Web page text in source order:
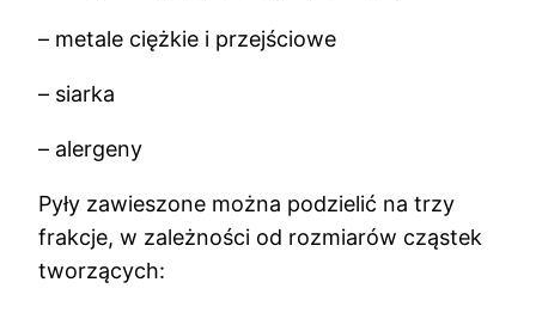
– metale ciężkie i przejściowe
– siarka
– alergeny
Pyły zawieszone można podzielić na trzy
frakcje, w zależności od rozmiarów cząstek
tworzących: